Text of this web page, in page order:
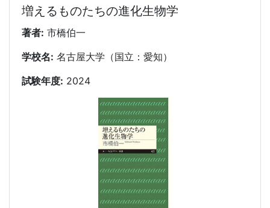
増えるものたちの進化生物学
著者: 市橋伯一
学校名: 名古屋大学（国立：愛知）
試験年度: 2024